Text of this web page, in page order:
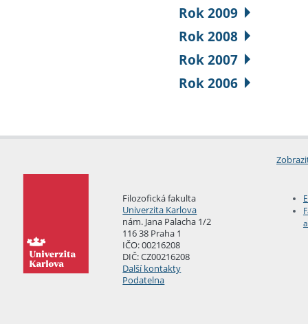
Rok 2009
Rok 2008
Rok 2007
Rok 2006
Filozofická fakulta
Univerzita Karlova
nám. Jana Palacha 1/2
116 38 Praha 1
IČO: 00216208
DIČ: CZ00216208
Další kontakty
Podatelna